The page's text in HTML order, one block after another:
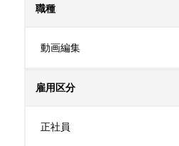
職種
動画編集
雇用区分
正社員